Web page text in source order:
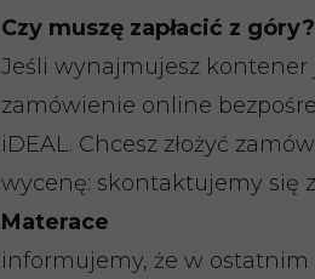
Czy muszę zapłacić z góry?
Jeśli wynajmujesz kontener
zamówienie online
iDEAL. Chcesz złożyć
wycenę: skontaktujemy się
Materace
informujemy, że w ostatnim